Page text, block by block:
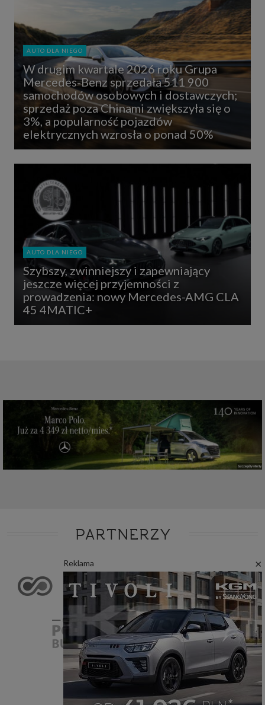
Reklama ×
AUTO DLA NIEGO
W drugim kwartale 2026 roku Grupa
Mercedes-Benz sprzedała 511 900
samochodów osobowych i dostawczych;
sprzedaż poza Chinami zwiększyła się o
3%, a popularność pojazdów
elektrycznych wzrosła o ponad 50%
AUTO DLA NIEGO
Szybszy, zwinniejszy i zapewniający
jeszcze więcej przyjemności z
prowadzenia: nowy Mercedes-AMG CLA
45 4MATIC+
PARTNERZY